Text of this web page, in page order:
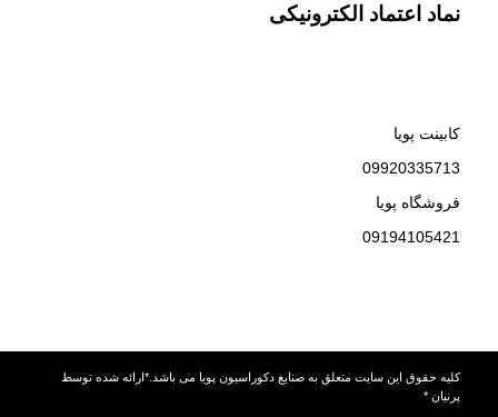
نماد اعتماد الکترونیکی
کابینت پویا
09920335713
فروشگاه پویا
09194105421
کلیه حقوق این سایت متعلق به صنایع دکوراسیون پویا می باشد.*ارائه شده توسط
پرنیان *